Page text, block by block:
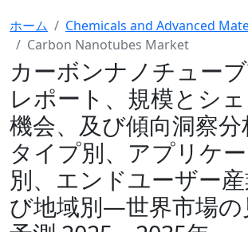
ホーム
Chemicals and Advanced
Carbon Nanotubes Market
カーボンナノチュー
レポート、規模とシ
機会、及び傾向洞察
タイプ別、アプリケ
別、エンドユーザー
び地域別―世界市場の